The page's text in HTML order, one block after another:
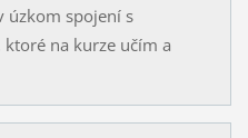
úzkom spojení s
na kurze učím a